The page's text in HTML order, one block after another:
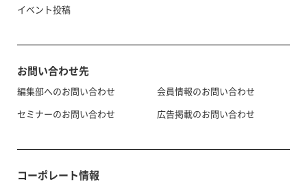
イベント投稿
お問い合わせ先
編集部へのお問い合わせ
セミナーのお問い合わせ
会員情報のお問い合わせ
広告掲載のお問い合わせ
コーポレート情報